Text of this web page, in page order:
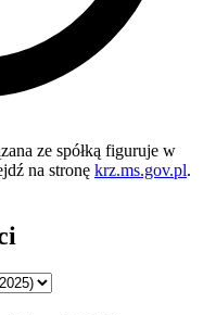
ze spółką figuruje w
na stronę krz.ms.gov.pl.